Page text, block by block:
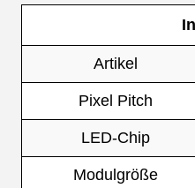
Artikel
Pixel Pitch
LED-Chip
Modulgröße